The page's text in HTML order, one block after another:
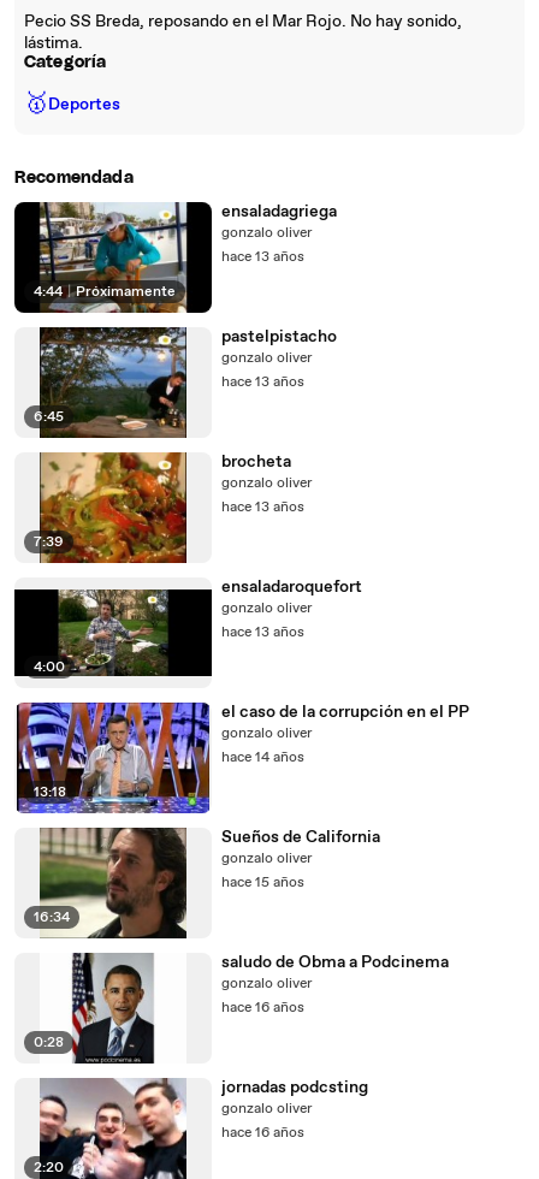
Pecio SS Breda, reposando en el Mar Rojo. No hay sonido,
lástima.
Categoría
🥇Deportes
Recomendada
4:44 | Próximamente
ensaladagriega
gonzalo oliver
hace 13 años
6:45
pastelpistacho
gonzalo oliver
hace 13 años
7:39
brocheta
gonzalo oliver
hace 13 años
4:00
ensaladaroquefort
gonzalo oliver
hace 13 años
13:18
el caso de la corrupción en el PP
gonzalo oliver
hace 14 años
16:34
Sueños de California
gonzalo oliver
hace 15 años
0:28
saludo de Obma a Podcinema
gonzalo oliver
hace 16 años
2:20
jornadas podcsting
gonzalo oliver
hace 16 años